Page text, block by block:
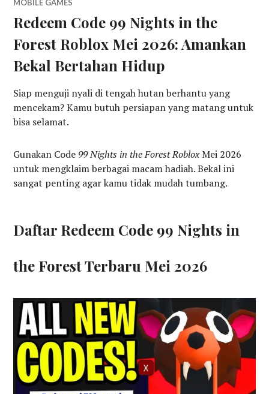
MOBILE GAMES
Redeem Code 99 Nights in the
Forest Roblox Mei 2026: Amankan
Bekal Bertahan Hidup
Siap menguji nyali di tengah hutan berhantu yang
mencekam? Kamu butuh persiapan yang matang untuk
bisa selamat.
Gunakan Code 99 Nights in the ForestRobloxMei 2026
untuk mengklaim berbagai macam hadiah. Bekal ini
sangat penting agar kamu tidak mudah tumbang.
Daftar Redeem Code 99 Nights in
the Forest Terbaru Mei 2026